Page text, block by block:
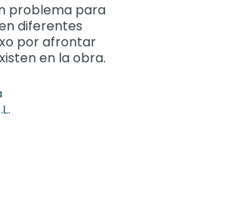
problema para
diferentes
por afrontar
en la obra.